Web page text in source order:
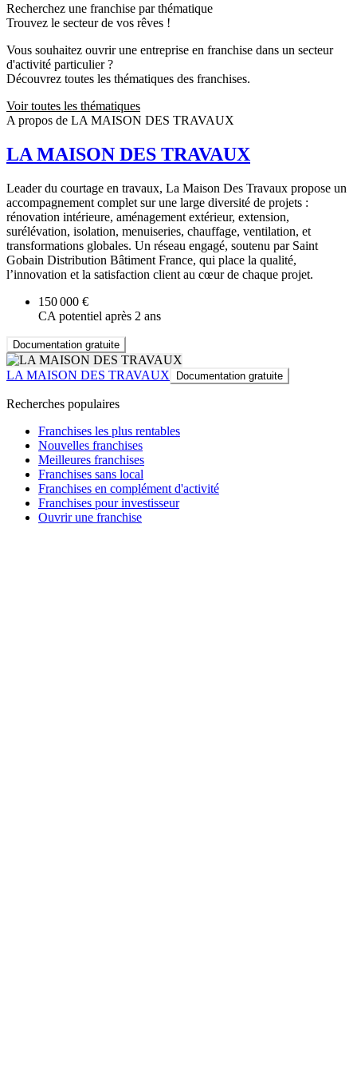
Recherchez une franchise par thématique
Trouvez le secteur de vos rêves !
Vous souhaitez ouvrir une entreprise en franchise dans un secteur
d'activité particulier ?
Découvrez toutes les thématiques des franchises.
Voir toutes les thématiques
A propos de LA MAISON DES TRAVAUX
LA MAISON DES TRAVAUX
Leader du courtage en travaux, La Maison Des Travaux propose un
accompagnement complet sur une large diversité de projets :
rénovation intérieure, aménagement extérieur, extension,
surélévation, isolation, menuiseries, chauffage, ventilation, et
transformations globales. Un réseau engagé, soutenu par Saint
Gobain Distribution Bâtiment France, qui place la qualité,
l’innovation et la satisfaction client au cœur de chaque projet.
150 000 €
CA potentiel après 2 ans
Documentation gratuite
LA MAISON DES TRAVAUX Documentation gratuite
Recherches populaires
Franchises les plus rentables
Nouvelles franchises
Meilleures franchises
Franchises sans local
Franchises en complément d'activité
Franchises pour investisseur
Ouvrir une franchise